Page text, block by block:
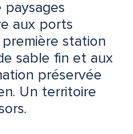
paysages
aux ports
première station
sable fin et aux
préservée
Un territoire